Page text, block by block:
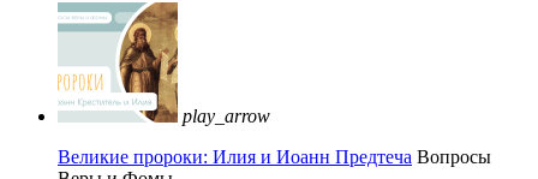
play_arrow
Великие пророки: Илия и Иоанн Предтеча Вопросы